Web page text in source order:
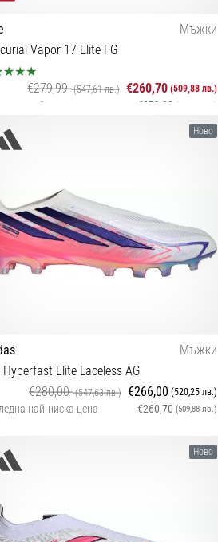
Мъжки
Vapor 17 Elite FG
€279,99(547,61 лв.) €260,70 (509,88 лв.)
най-ниска цена €279,99 (547,61 лв.)
Ново
Мъжки
Hyperfast Elite Laceless AG
€280,00(547,63 лв.) €266,00 (520,25 лв.)
най-ниска цена €260,70 (509,88 лв.)
Ново